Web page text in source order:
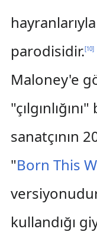
parodisidir.[10]
Maloney'e
sanatçının
"Born This
kullandığı